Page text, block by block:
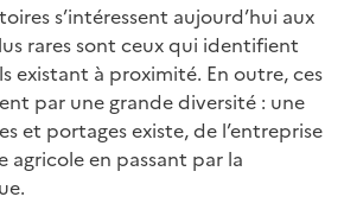
s’intéressent aujourd’hui aux
rares sont ceux qui identifient
existant à proximité. En outre, ces
par une grande diversité : une
et portages existe, de l’entreprise
agricole en passant par la